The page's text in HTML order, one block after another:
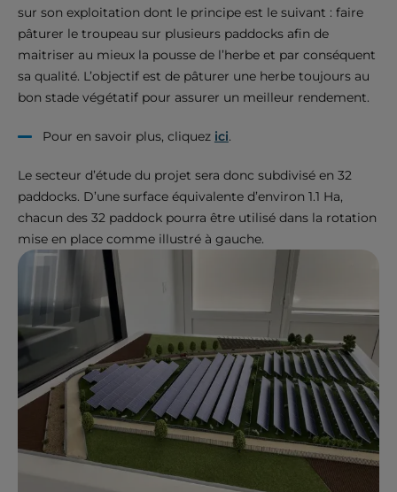
sur son exploitation dont le principe est le suivant : faire
pâturer le troupeau sur plusieurs paddocks afin de
maitriser au mieux la pousse de l’herbe et par conséquent
sa qualité. L’objectif est de pâturer une herbe toujours au
bon stade végétatif pour assurer un meilleur rendement.
Pour en savoir plus, cliquez ici.
Le secteur d’étude du projet sera donc subdivisé en 32
paddocks. D’une surface équivalente d’environ 1.1 Ha,
chacun des 32 paddock pourra être utilisé dans la rotation
mise en place comme illustré à gauche.